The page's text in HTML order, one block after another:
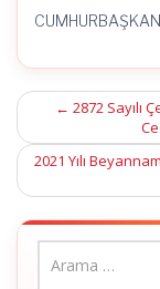
Post
← 2872 Sayılı
2021 Yılı